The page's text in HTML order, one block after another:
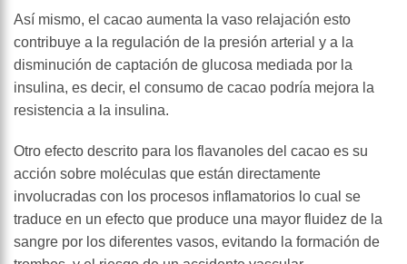
Así mismo, el cacao aumenta la vaso relajación esto
contribuye a la regulación de la presión arterial y a la
disminución de captación de glucosa mediada por la
insulina, es decir, el consumo de cacao podría mejora la
resistencia a la insulina.
Otro efecto descrito para los flavanoles del cacao es su
acción sobre moléculas que están directamente
involucradas con los procesos inflamatorios lo cual se
traduce en un efecto que produce una mayor fluidez de la
sangre por los diferentes vasos, evitando la formación de